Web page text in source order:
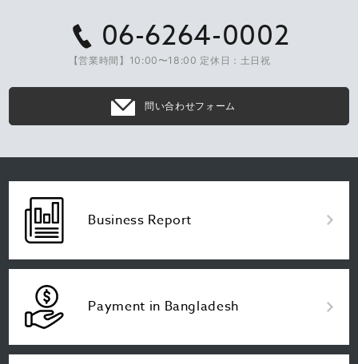
06-6264-0002
【営業時間】10:00〜18:00 定休日：土日祝
問い合わせフォーム
Business Report
Payment in Bangladesh